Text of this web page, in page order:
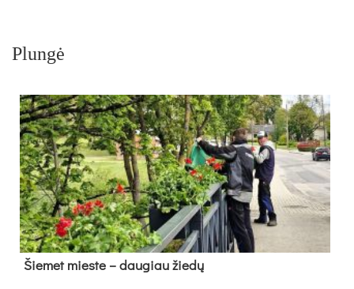
Plungė
Šie­met mies­te – dau­giau žie­dų